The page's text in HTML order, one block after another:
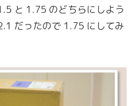
と 1.75 のどちらにしよう
だったので 1.75 にしてみ